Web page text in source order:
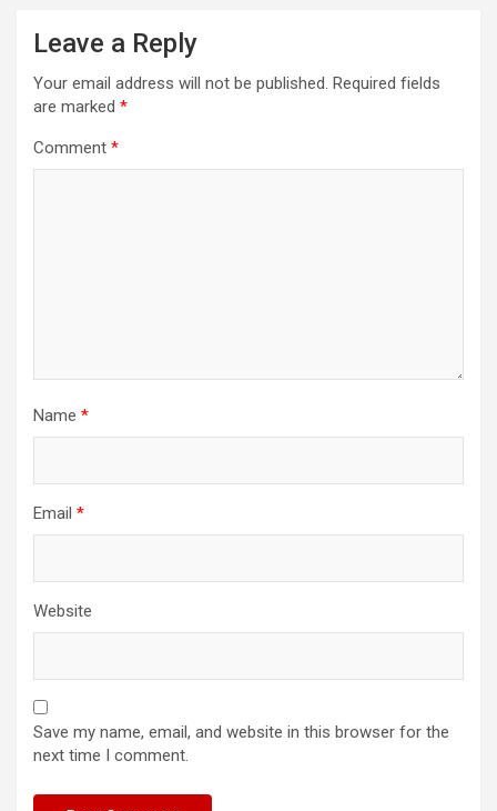
Leave a Reply
Your email address will not be published. Required fields
are marked *
Comment *
Name *
Email *
Website
Save my name, email, and website in this browser for the
next time I comment.